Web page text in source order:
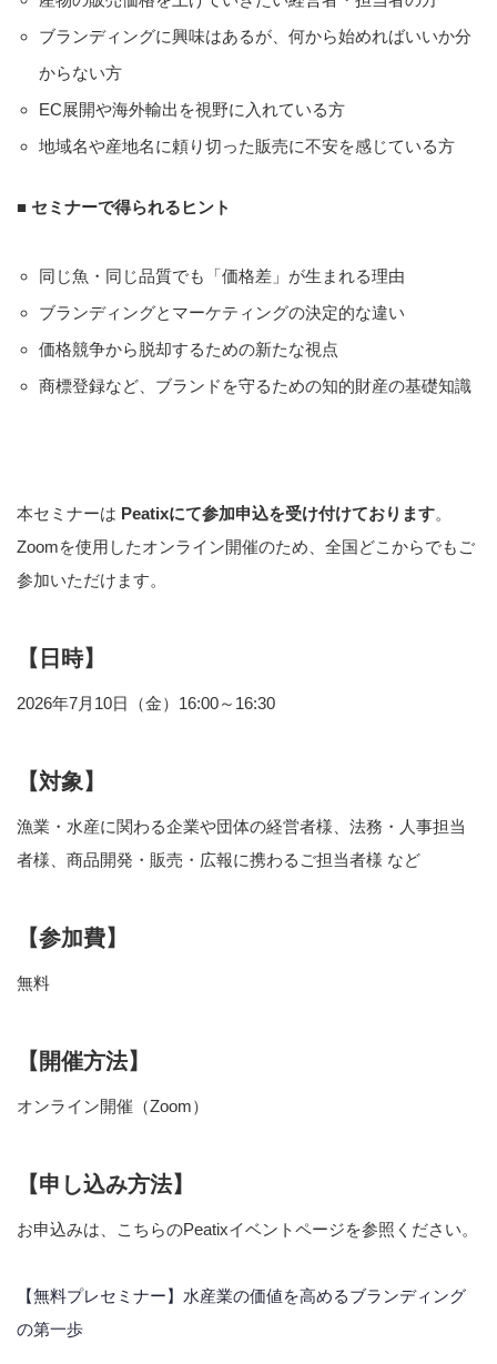
ブランディングに興味はあるが、何から始めればいいか分
からない方
EC展開や海外輸出を視野に入れている方
地域名や産地名に頼り切った販売に不安を感じている方
■ セミナーで得られるヒント
同じ魚・同じ品質でも「価格差」が生まれる理由
ブランディングとマーケティングの決定的な違い
価格競争から脱却するための新たな視点
商標登録など、ブランドを守るための知的財産の基礎知識
本セミナーは Peatixにて参加申込を受け付けております。
Zoomを使用したオンライン開催のため、全国どこからでもご
参加いただけます。
【日時】
2026年7月10日（金）16:00～16:30
【対象】
漁業・水産に関わる企業や団体の経営者様、法務・人事担当
者様、商品開発・販売・広報に携わるご担当者様 など
【参加費】
無料
【開催方法】
オンライン開催（Zoom）
【申し込み方法】
お申込みは、こちらのPeatixイベントページを参照ください。
【無料プレセミナー】水産業の価値を高めるブランディング
の第一歩